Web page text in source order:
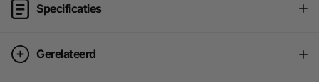
Specificaties
Gerelateerd